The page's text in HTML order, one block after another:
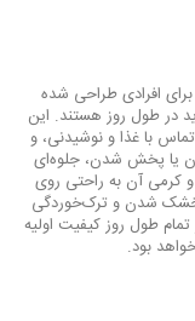
برای افرادی طراحی شده
در طول روز هستند. این
با غذا و نوشیدنی، و
یا پخش شدن، جلوه‌ای
کرمی آن به راحتی روی
خشک شدن و ترک‌خوردگی
طول روز کیفیت اولیه